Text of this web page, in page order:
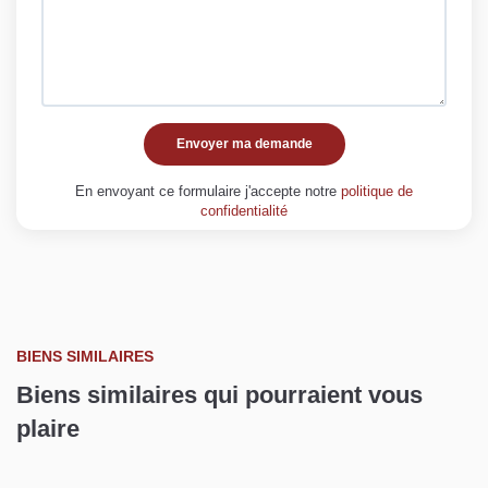
Envoyer ma demande
En envoyant ce formulaire j'accepte notre politique de
confidentialité
BIENS SIMILAIRES
Biens similaires qui pourraient vous
plaire